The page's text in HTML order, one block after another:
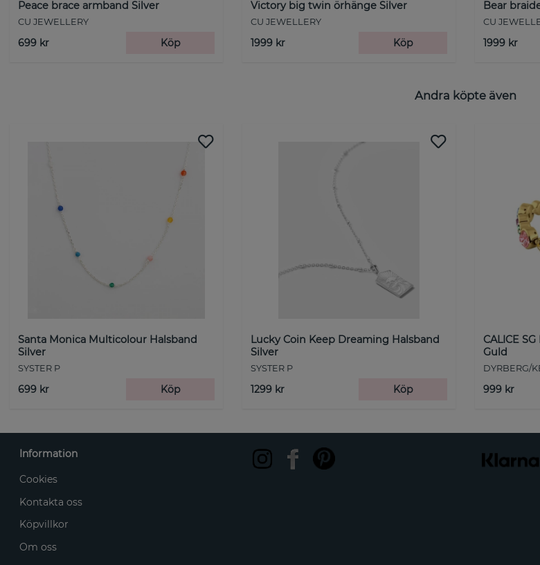
Peace brace armband Silver
CU JEWELLERY
699 kr Köp
Victory big twin örhänge Silver
CU JEWELLERY
1999 kr Köp
Bear
CU
1999 kr
Andra köpte även
Santa Monica Multicolour Halsband
Silver
SYSTER P
699 kr Köp
Lucky Coin Keep Dreaming Halsband
Silver
SYSTER P
1299 kr Köp
CALICE
Guld
DYRBERG/
999 kr
Information
Cookies
Kontakta oss
Köpvillkor
Om oss